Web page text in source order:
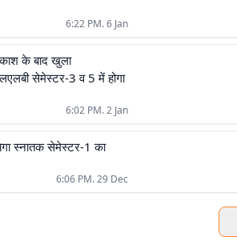
6:22 PM. 6 Jan
के बाद खुला
सेमेस्टर-3 व 5 में होगा
6:02 PM. 2 Jan
स्नातक सेमेस्टर-1 का
6:06 PM. 29 Dec